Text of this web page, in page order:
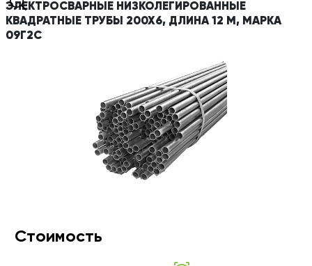
ЭЛЕКТРОСВАРНЫЕ НИЗКОЛЕГИРОВАННЫЕ
КВАДРАТНЫЕ ТРУБЫ 200Х6, ДЛИНА 12 М, МАРКА
09Г2С
Стоимость